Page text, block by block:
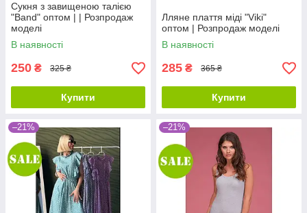
Сукня з завищеною талією
"Band" оптом | | Розпродаж
моделі
В наявності
250 ₴ 325 ₴
Купити
Лляне плаття міді "Viki"
оптом | Розпродаж моделі
В наявності
285 ₴ 365 ₴
Купити
–21% –21%